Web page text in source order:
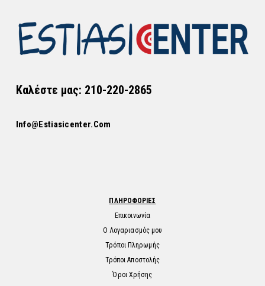
Καλέστε μας: 210-220-2865
Info@estiasicenter.com
ΠΛΗΡΟΦΟΡΙΕΣ
Επικοινωνία
Ο Λογαριασμός μου
Τρόποι Πληρωμής
Τρόποι Αποστολής
Όροι Χρήσης